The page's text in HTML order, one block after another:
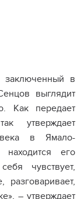
заключенный в
выглядит
Как передает
утверждает
в Ямало-
его
чувствует,
– утверждает